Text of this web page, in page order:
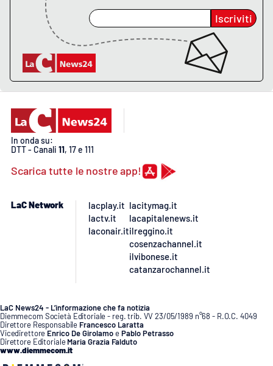
Iscriviti
In onda su:
DTT - Canali 11, 17 e 111
Scarica tutte le nostre app!
LaC Network
lacplay.it
lactv.it
laconair.it
lacitymag.it
lacapitalenews.it
ilreggino.it
cosenzachannel.it
ilvibonese.it
catanzarochannel.it
LaC News24 - L’informazione che fa notizia
Diemmecom Società Editoriale - reg. trib. VV 23/05/1989 n°68 - R.O.C. 4049
Direttore Responsabile Francesco Laratta
Vicedirettore Enrico De GirolamoePablo Petrasso
Direttore Editoriale Maria Grazia Falduto
www.diemmecom.it